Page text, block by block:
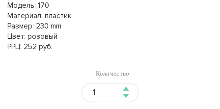
Модель: 170
Материал: пластик
Размер: 230 mm
Цвет: розовый
РРЦ: 252 руб.
Количество